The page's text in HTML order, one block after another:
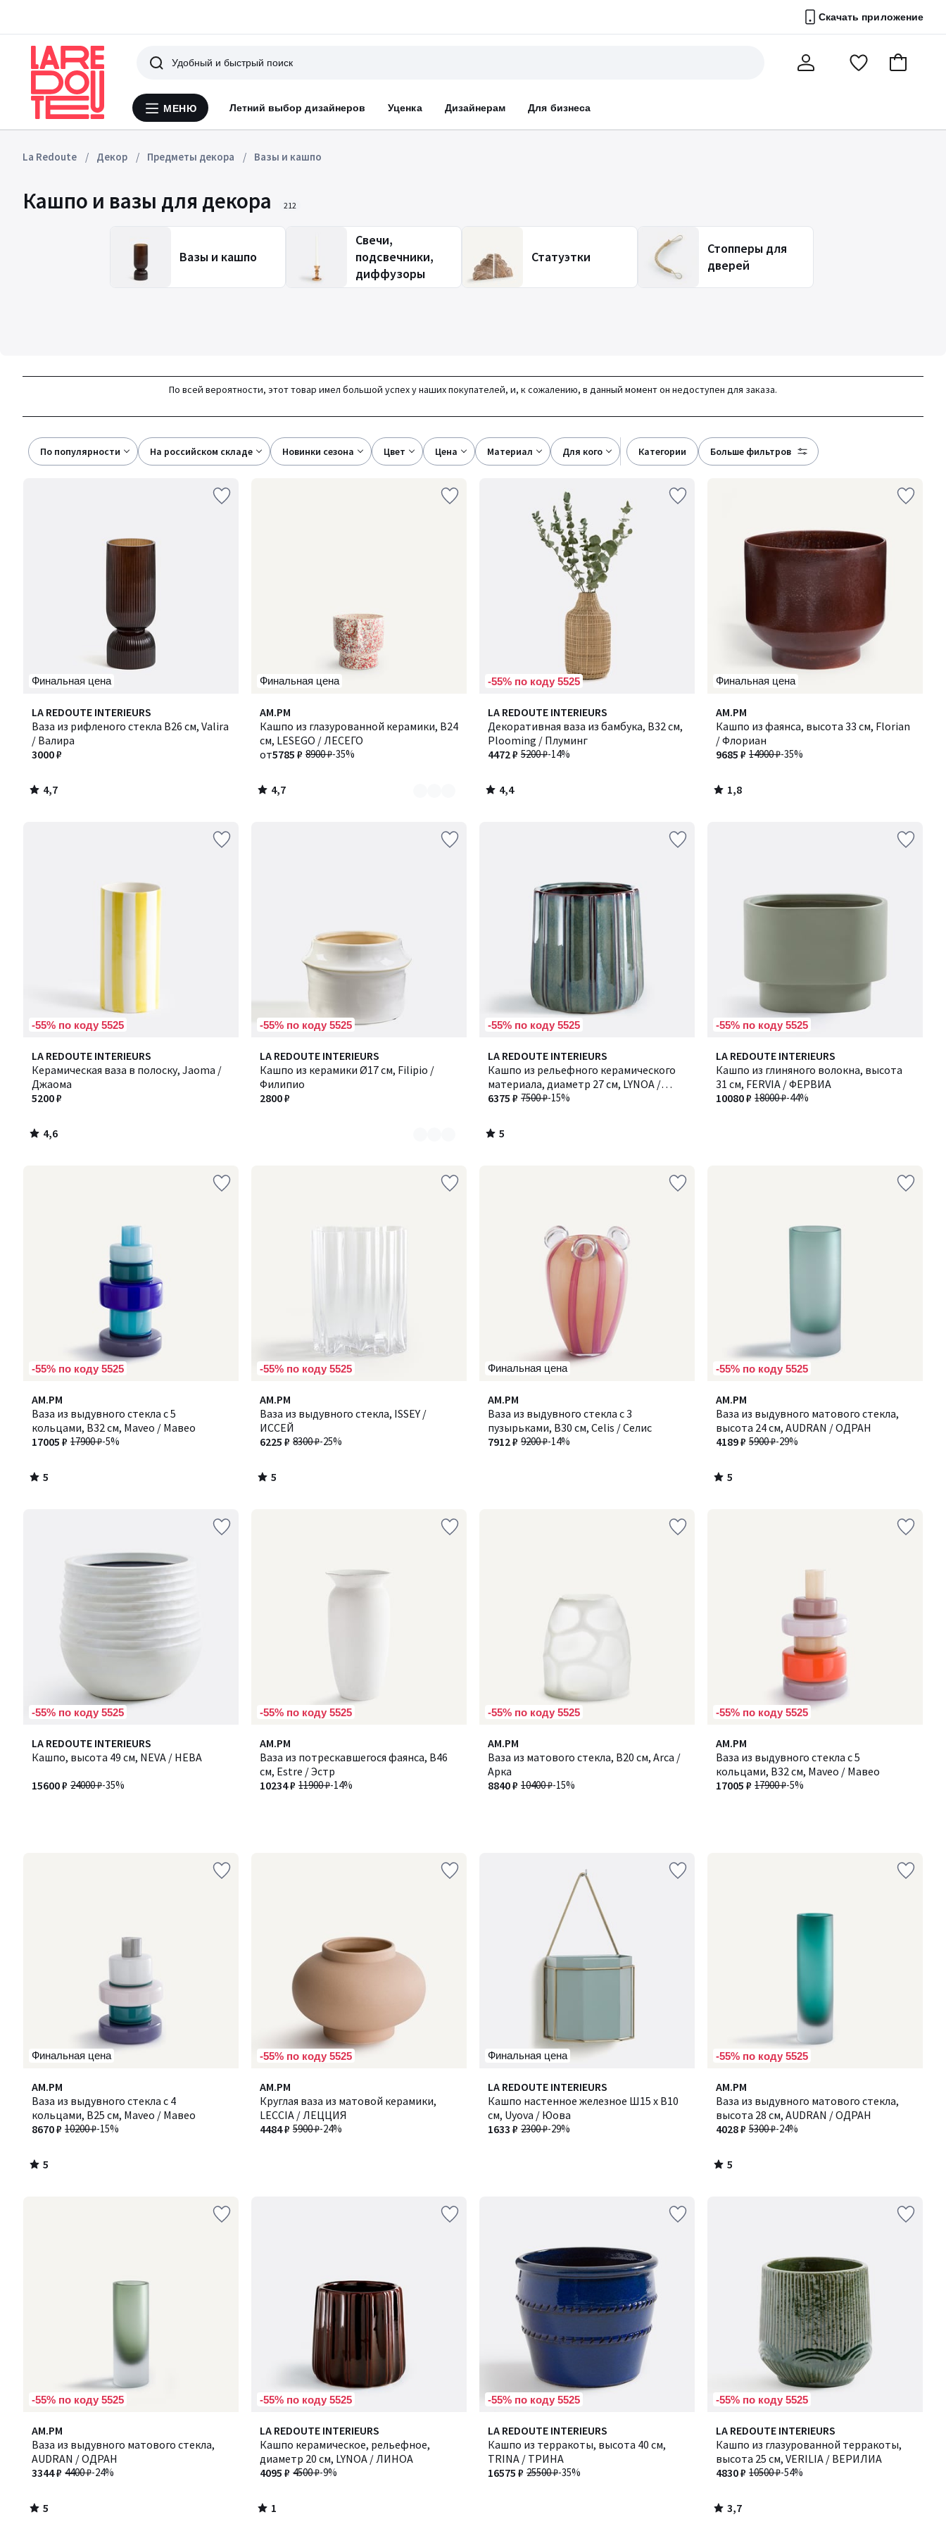
Скачать приложение
Меню
МЕНЮ Летний выбор дизайнеров Уценка Дизайнерам Для бизнеса
Поиск
ПерейтиВ
La Redoute Декор Предметы декора Вазы и кашпо
Кашпо и вазы для декора 212
Вазы и кашпо
Свечи,
подсвечники,
диффузоры
Статуэтки
Стопперы для
дверей
По всей вероятности, этот товар имел большой успех у наших покупателей, и, к сожалению, в данный момент он недоступен для заказа.
По популярности на российском складе новинки сезона цвет цена материал для кого категории больше фильтров
Финальная цена
LA REDOUTE INTERIEURS
Ваза из рифленого стекла В26 см, Valira
/ Валира
3000 ₽
4,7
/ 5
4,7
/
Финальная цена
AM.PM
Кашпо из глазурованной керамики, В24
см, LESEGO / ЛЕСЕГО
8900 ₽-35%
от5785 ₽
4,7
/ 5
Количество
цветов:
2
4,7
/
-55% по коду 5525
LA REDOUTE INTERIEURS
Декоративная ваза из бамбука, В32 см,
Plooming / Плуминг
5200 ₽-14%
4472 ₽
4,4
/ 5
4,4
/
Финальная цена
AM.PM
Кашпо из фаянса, высота 33 см, Florian
/ Флориан
14900 ₽-35%
9685 ₽
1,8
/ 5
1,8
/
-55% по коду 5525
LA REDOUTE INTERIEURS
Керамическая ваза в полоску, Jaoma /
Джаома
5200 ₽
4,6
/ 5
4,6
/
-55% по коду 5525
LA REDOUTE INTERIEURS
Кашпо из керамики Ø17 см, Filipio /
Филипио
2800 ₽
Количество
цветов:
2
-55% по коду 5525
LA REDOUTE INTERIEURS
Кашпо из рельефного керамического
материала, диаметр 27 см, LYNOA /
ЛИНОА7500 ₽-15%
6375 ₽
5
/
5
5
/
-55% по коду 5525
LA REDOUTE INTERIEURS
Кашпо из глиняного волокна, высота
31 см, FERVIA / ФЕРВИА
18000 ₽-44%
10080 ₽
-55% по коду 5525
AM.PM
Ваза из выдувного стекла с 5
кольцами, В32 см, Maveo / Мавео
17900 ₽-5%
17005 ₽
5
/
5
5
/
-55% по коду 5525
AM.PM
Ваза из выдувного стекла, ISSEY /
ИССЕЙ
8300 ₽-25%
6225 ₽
5
/
5
5
/
Финальная цена
AM.PM
Ваза из выдувного стекла с 3
пузырьками, В30 см, Celis / Селис
9200 ₽-14%
7912 ₽
-55% по коду 5525
AM.PM
Ваза из выдувного матового стекла,
высота 24 см, AUDRAN / ОДРАН
5900 ₽-29%
4189 ₽
5
/
5
5
/
-55% по коду 5525
LA REDOUTE INTERIEURS
Кашпо, высота 49 см, NEVA / НЕВА
24000 ₽-35%
15600 ₽
-55% по коду 5525
AM.PM
Ваза из потрескавшегося фаянса, В46
см, Estre / Эстр
11900 ₽-14%
10234 ₽
-55% по коду 5525
AM.PM
Ваза из матового стекла, В20 см, Arca /
Арка
10400 ₽-15%
8840 ₽
-55% по коду 5525
AM.PM
Ваза из выдувного стекла с 5
кольцами, В32 см, Maveo / Мавео
17900 ₽-5%
17005 ₽
Финальная цена
AM.PM
Ваза из выдувного стекла с 4
кольцами, В25 см, Maveo / Мавео
10200 ₽-15%
8670 ₽
5
/
5
5
/
-55% по коду 5525
AM.PM
Круглая ваза из матовой керамики,
LECCIA / ЛЕЦЦИЯ
5900 ₽-24%
4484 ₽
Финальная цена
LA REDOUTE INTERIEURS
Кашпо настенное железное Ш15 x В10
см, Uyova / Юова
2300 ₽-29%
1633 ₽
-55% по коду 5525
AM.PM
Ваза из выдувного матового стекла,
высота 28 см, AUDRAN / ОДРАН
5300 ₽-24%
4028 ₽
5
/
5
5
/
-55% по коду 5525
AM.PM
Ваза из выдувного матового стекла,
AUDRAN / ОДРАН
4400 ₽-24%
3344 ₽
5
/
5
5
/
-55% по коду 5525
LA REDOUTE INTERIEURS
Кашпо керамическое, рельефное,
диаметр 20 см, LYNOA / ЛИНОА
4500 ₽-9%
4095 ₽
1
/
5
1
/
-55% по коду 5525
LA REDOUTE INTERIEURS
Кашпо из терракоты, высота 40 см,
TRINA / ТРИНА
25500 ₽-35%
16575 ₽
-55% по коду 5525
LA REDOUTE INTERIEURS
Кашпо из глазурованной терракоты,
высота 25 см, VERILIA / ВЕРИЛИА
10500 ₽-54%
4830 ₽
3,7
/ 5
3,7
/